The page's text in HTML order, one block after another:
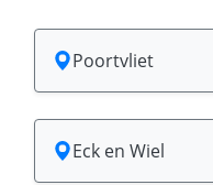
Poortvliet
Eck en Wiel